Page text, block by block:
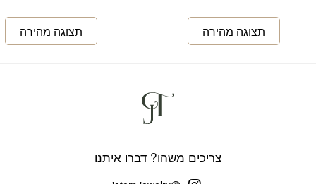
צריכים משהו? דברו איתנו